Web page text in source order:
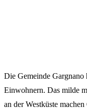
Die Gemeinde
Einwohnern. Das milde
an der Westküste